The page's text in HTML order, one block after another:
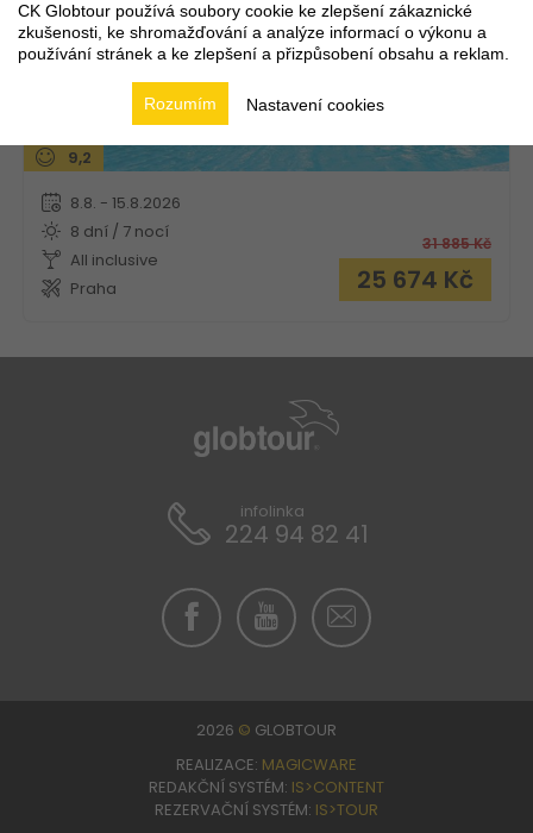
9,2
8.8. - 15.8.2026
8 dní / 7 nocí
All inclusive
Praha
31 885Kč
25 674 Kč
infolinka
224 94 82 41
2026 © GLOBTOUR
REALIZACE: MAGICWARE
REDAKČNÍ SYSTÉM: IS>CONTENT
REZERVAČNÍ SYSTÉM: IS>TOUR
CK Globtour používá soubory cookie ke zlepšení zákaznické
zkušenosti, ke shromažďování a analýze informací o výkonu a
používání stránek a ke zlepšení a přizpůsobení obsahu a reklam.
Nastavení cookies
Rozumím